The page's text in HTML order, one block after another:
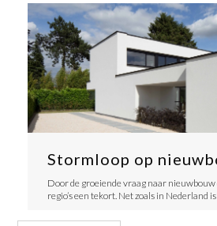
Stormloop op
Door de groeiende vraag naar
regio’s een tekort. Net zoals in Nederland